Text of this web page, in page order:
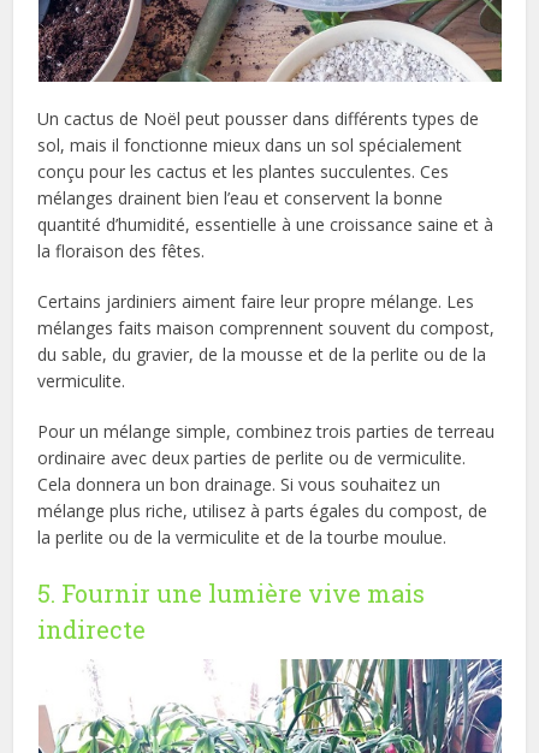
Un cactus de Noël peut pousser dans différents types de
sol, mais il fonctionne mieux dans un sol spécialement
conçu pour les cactus et les plantes succulentes. Ces
mélanges drainent bien l’eau et conservent la bonne
quantité d’humidité, essentielle à une croissance saine et à
la floraison des fêtes.
Certains jardiniers aiment faire leur propre mélange. Les
mélanges faits maison comprennent souvent du compost,
du sable, du gravier, de la mousse et de la perlite ou de la
vermiculite.
Pour un mélange simple, combinez trois parties de terreau
ordinaire avec deux parties de perlite ou de vermiculite.
Cela donnera un bon drainage. Si vous souhaitez un
mélange plus riche, utilisez à parts égales du compost, de
la perlite ou de la vermiculite et de la tourbe moulue.
5. Fournir une lumière vive mais
indirecte